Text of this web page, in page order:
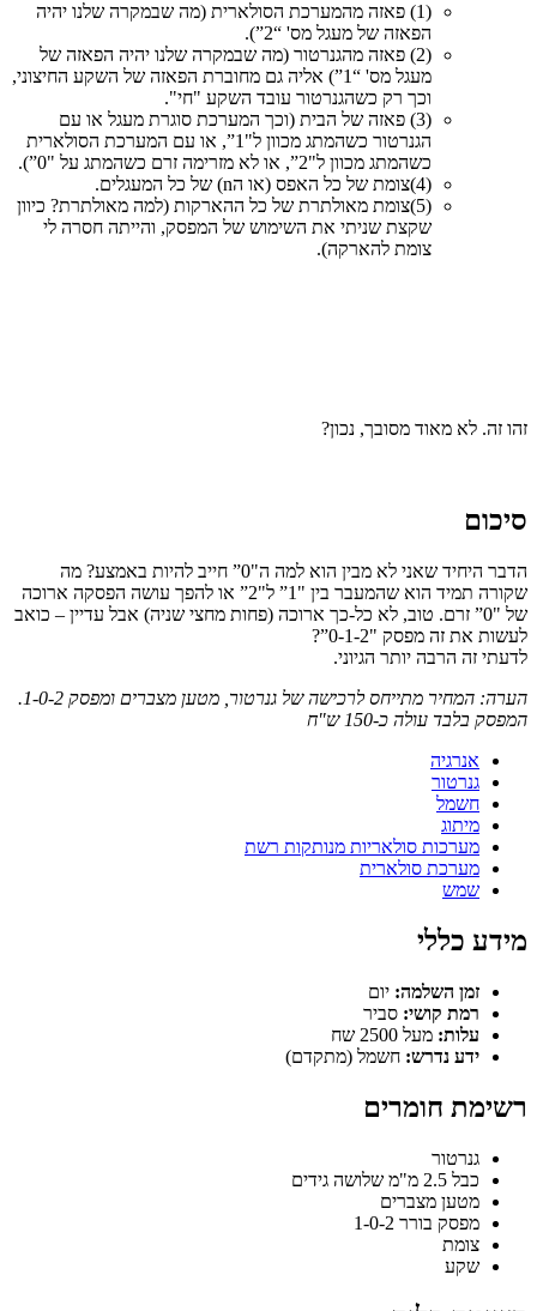
(1) פאזה מהמערכת הסולארית (מה שבמקרה שלנו יהיה
הפאזה של מעגל מס' “2”).
(2) פאזה מהגנרטור (מה שבמקרה שלנו יהיה הפאזה של
מעגל מס' “1”) אליה גם מחוברת הפאזה של השקע החיצוני,
וכך רק כשהגנרטור עובד השקע "חי".
(3) פאזה של הבית (וכך המערכת סוגרת מעגל או עם
הגנרטור כשהמתג מכוון ל"1”, או עם המערכת הסולארית
כשהמתג מכוון ל"2”, או לא מזרימה זרם כשהמתג על "0”).
(4)צומת של כל האפס (או הn) של כל המעגלים.
(5)צומת מאולתרת של כל ההארקות (למה מאולתרת? כיוון
שקצת שניתי את השימוש של המפסק, והייתה חסרה לי
צומת להארקה).
זהו זה. לא מאוד מסובך, נכון?
סיכום
הדבר היחיד שאני לא מבין הוא למה ה"0” חייב להיות באמצע? מה
שקורה תמיד הוא שהמעבר בין "1” ל"2” או להפך עושה הפסקה ארוכה
של "0” זרם. טוב, לא כל-כך ארוכה (פחות מחצי שניה) אבל עדיין – כואב
לעשות את זה מפסק "0-1-2”?
לדעתי זה הרבה יותר הגיוני.
הערה: המחיר מתייחס לרכישה של גנרטור, מטען מצברים ומפסק 1-0-2.
המפסק בלבד עולה כ-150 ש"ח
אנרגיה
גנרטור
חשמל
מיתוג
מערכות סולאריות מנותקות רשת
מערכת סולארית
שמש
מידע כללי
זמן השלמה: יום
רמת קושי: סביר
עלות: מעל 2500 שח
ידע נדרש: חשמל (מתקדם)
רשימת חומרים
גנרטור
כבל 2.5 מ"מ שלושה גידים
מטען מצברים
מפסק בורר 1-0-2
צומת
שקע